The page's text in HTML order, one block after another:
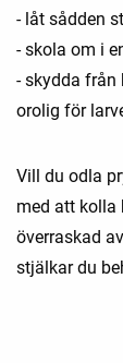
- låt sådden
- skola om i
- skydda från
orolig för
Vill du odla
med att kolla
överraskad
stjälkar du